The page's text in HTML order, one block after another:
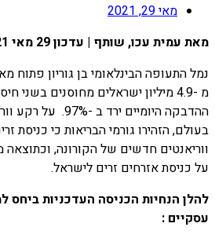
מאי 29, 2021
מאת עמית עכו, שותף | עדכון 29 מאי 2021
מ -4.9 מיליון ישראלים מחוסנים בשני
ההדבקה היומיים ירד
בעולם, הזהירו גורמי הבריאות כי כניסת
ווריאנטים חדשים של הקורונה, וכתוצאה
על כניסת אזרחים זרים לישראל.
להלן הנחיות הכניסה העדכניות ביחס
עסקיים :